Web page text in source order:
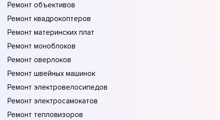
Ремонт объективов
Ремонт квадрокоптеров
Ремонт материнских плат
Ремонт моноблоков
Ремонт оверлоков
Ремонт швейных машинок
Ремонт электровелосипедов
Ремонт электросамокатов
Ремонт тепловизоров